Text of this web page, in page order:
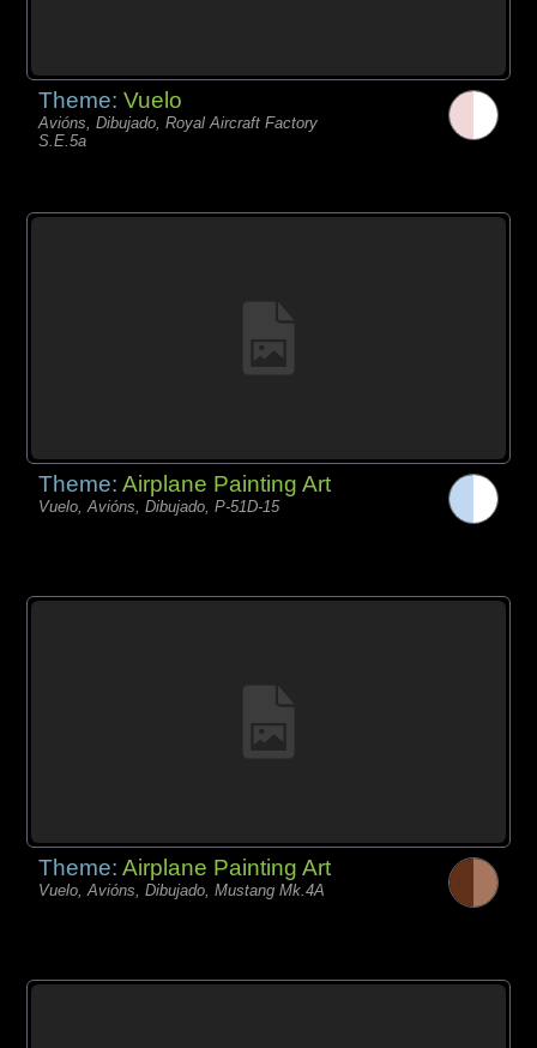
Theme:Vuelo
Avións, Dibujado, Royal Aircraft Factory
S.E.5a
Theme:Airplane Painting Art
Vuelo, Avións, Dibujado, P-51D-15
Theme:Airplane Painting Art
Vuelo, Avións, Dibujado, Mustang Mk.4A